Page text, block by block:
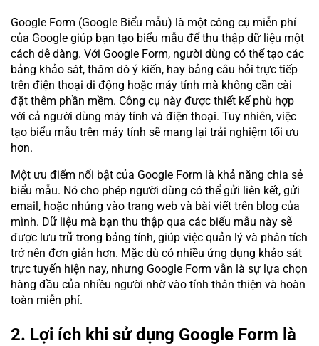
Google Form (Google Biểu mẫu) là một công cụ miễn phí
của Google giúp bạn tạo biểu mẫu để thu thập dữ liệu một
cách dễ dàng. Với Google Form, người dùng có thể tạo các
bảng khảo sát, thăm dò ý kiến, hay bảng câu hỏi trực tiếp
trên điện thoại di động hoặc máy tính mà không cần cài
đặt thêm phần mềm. Công cụ này được thiết kế phù hợp
với cả người dùng máy tính và điện thoại. Tuy nhiên, việc
tạo biểu mẫu trên máy tính sẽ mang lại trải nghiệm tối ưu
hơn.
Một ưu điểm nổi bật của Google Form là khả năng chia sẻ
biểu mẫu. Nó cho phép người dùng có thể gửi liên kết, gửi
email, hoặc nhúng vào trang web và bài viết trên blog của
mình. Dữ liệu mà bạn thu thập qua các biểu mẫu này sẽ
được lưu trữ trong bảng tính, giúp việc quản lý và phân tích
trở nên đơn giản hơn. Mặc dù có nhiều ứng dụng khảo sát
trực tuyến hiện nay, nhưng Google Form vẫn là sự lựa chọn
hàng đầu của nhiều người nhờ vào tính thân thiện và hoàn
toàn miễn phí.
2. Lợi ích khi sử dụng Google Form là